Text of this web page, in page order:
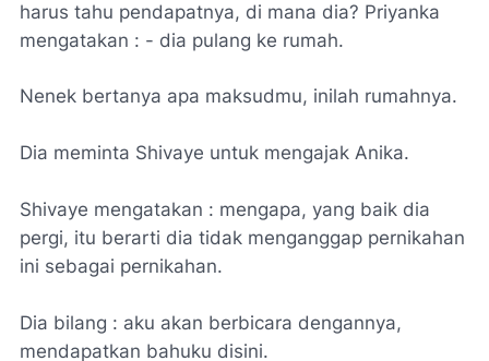
harus tahu pendapatnya, di mana dia? Priyanka
mengatakan : - dia pulang ke rumah.
Nenek bertanya apa maksudmu, inilah rumahnya.
Dia meminta Shivaye untuk mengajak Anika.
Shivaye mengatakan : mengapa, yang baik dia
pergi, itu berarti dia tidak menganggap pernikahan
ini sebagai pernikahan.
Dia bilang : aku akan berbicara dengannya,
mendapatkan bahuku disini.